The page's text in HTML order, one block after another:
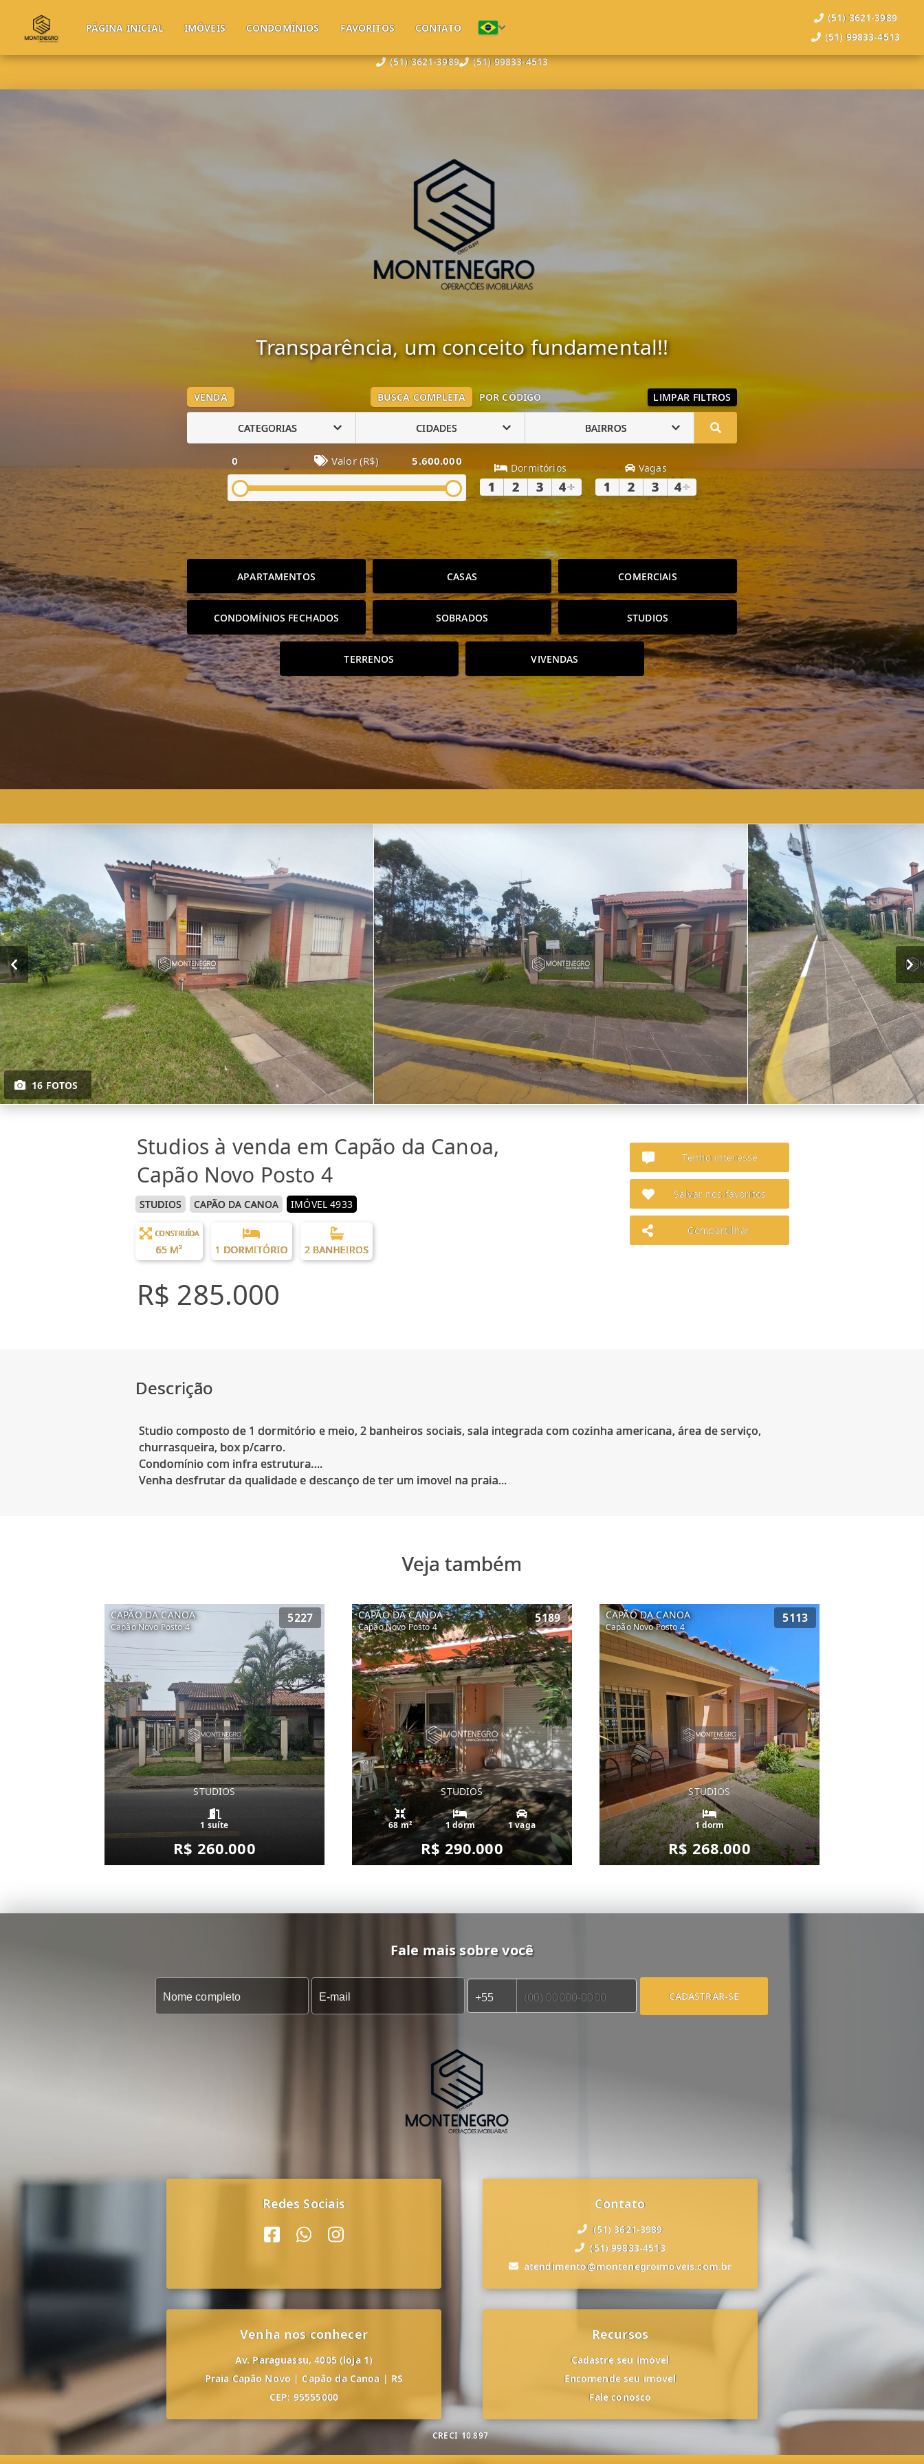
(51) 3621-3989 (51) 99833-4513
PÁGINA INICIAL IMÓVEIS CONDOMÍNIOS FAVORITOS CONTATO
(51) 3621-3989
(51) 99833-4513
Transparência, um conceito fundamental!!
VENDA BUSCA COMPLETA POR CÓDIGO LIMPAR FILTROS
CATEGORIAS CIDADES BAIRROS
0 Valor (R$) 5.600.000 Dormitórios
1 2 3 4+
Vagas
1 2 3 4+
APARTAMENTOS CASAS COMERCIAIS
CONDOMÍNIOS FECHADOS SOBRADOS STUDIOS
TERRENOS VIVENDAS
16 FOTOS
Studios à venda em Capão da Canoa,
Capão Novo Posto 4
STUDIOS CAPÃO DA CANOA IMÓVEL 4933
CONSTRUÍDA
65 M² 1 DORMITÓRIO 2 BANHEIROS
R$ 285.000
Tenho interesse
Salvar nos favoritos
Compartilhar
Descrição
Studio composto de 1 dormitório e meio, 2 banheiros sociais, sala integrada com cozinha americana, área de serviço,
churrasqueira, box p/carro.
Condomínio com infra estrutura....
Veja também
CAPÃO DA CANOA
Capão Novo Posto 4
5227
STUDIOS
1 suíte
R$ 260.000
CAPÃO DA CANOA
Capão Novo Posto 4
5189
STUDIOS
68 m² 1 dorm 1 vaga
R$ 290.000
CAPÃO DA CANOA
Capão Novo Posto 4
5113
STUDIOS
1 dorm
R$ 268.000
Fale mais sobre você
CADASTRAR-SE
Redes Sociais Contato
(51) 3621-3989
(51) 99833-4513
atendimento@montenegroimoveis.com.br
Venha nos conhecer
Av. Paraguassu, 4005 (loja 1)
Praia Capão Novo | Capão da Canoa | RS
CEP: 95555000
Recursos
Cadastre seu imóvel
Encomende seu imóvel
Fale conosco
CRECI 10.897